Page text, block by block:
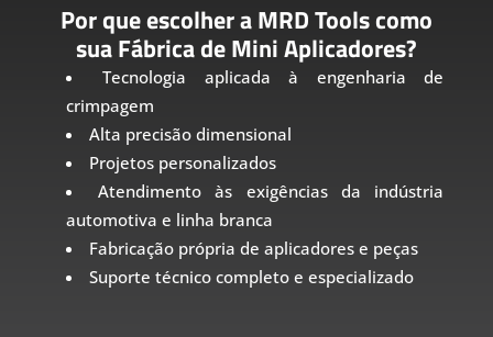
Por que escolher a MRD Tools como
sua Fábrica de Mini Aplicadores?
Tecnologia aplicada à engenharia de
crimpagem
Alta precisão dimensional
Projetos personalizados
Atendimento às exigências da indústria
automotiva e linha branca
Fabricação própria de aplicadores e peças
Suporte técnico completo e especializado